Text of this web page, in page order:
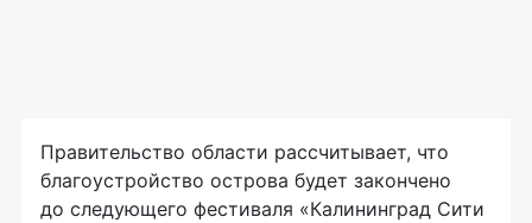
Правительство области рассчитывает, что
благоустройство острова будет закончено
до следующего фестиваля «Калининград Сити